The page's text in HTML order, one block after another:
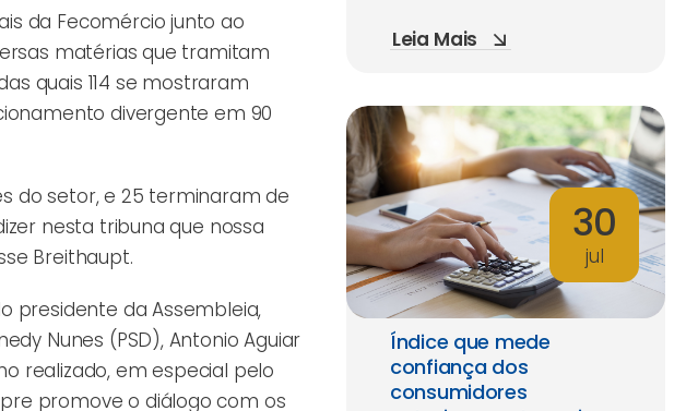
da Fecomércio junto ao
matérias que tramitam
quais 114 se mostraram
divergente em 90
do setor, e 25 terminaram de
nesta tribuna que nossa
Breithaupt.
presidente da Assembleia,
Nunes (PSD), Antonio Aguiar
realizado, em especial pelo
promove o diálogo com os
Leia Mais
30
jul
Índice que mede
confiança dos
consumidores